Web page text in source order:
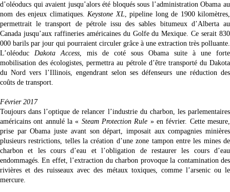
d’oléoducs qui avaient jusqu’alors été bloqués sous l’administration Obama au
nom des enjeux climatiques. Keystone XL, pipeline long de 1900 kilomètres,
permettrait le transport de pétrole issu des sables bitumeux d’Alberta au
Canada jusqu’aux raffineries américaines du Golfe du Mexique. Ce serait 830
000 barils par jour qui pourraient circuler grâce à une extraction très polluante.
L’oléoduc Dakota Access, mis de coté sous Obama suite à une forte
mobilisation des écologistes, permettra au pétrole d’être transporté du Dakota
du Nord vers l’Illinois, engendrant selon ses défenseurs une réduction des
coûts de transport.
Février 2017
Toujours dans l’optique de relancer l’industrie du charbon, les parlementaires
américains ont annulé la « Steam Protection Rule » en février. Cette mesure,
prise par Obama juste avant son départ, imposait aux compagnies minières
plusieurs restrictions, telles la création d’une zone tampon entre les mines de
charbon et les cours d’eau et l’obligation de restaurer les cours d’eau
endommagés. En effet, l’extraction du charbon provoque la contamination des
rivières et des ruisseaux avec des métaux toxiques, comme l’arsenic ou le
mercure.